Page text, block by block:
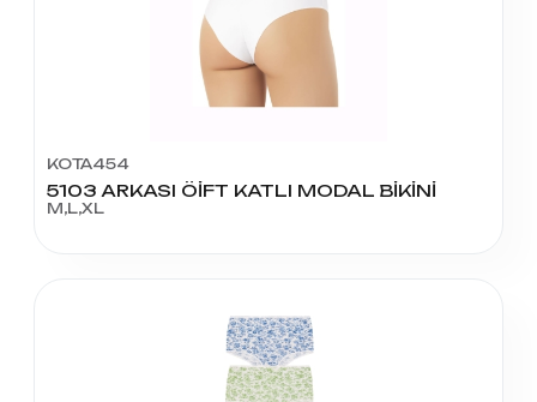
KOTA454
5103 ARKASI ÖİFT KATLI MODAL BİKİNİ
M,L,XL